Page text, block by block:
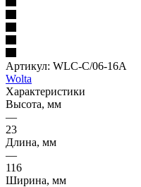
Артикул: WLC-C/06-16A
Wolta
Характеристики
Высота, мм
—
23
Длина, мм
—
116
Ширина, мм